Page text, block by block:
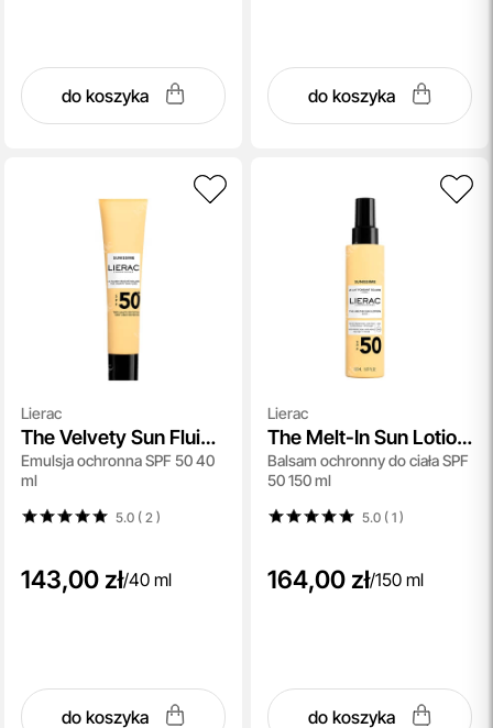
do koszyka do koszyka
Lierac
The Velvety Sun Fluid
SPF 50+
Emulsja ochronna SPF 50 40
ml
5.0 ( 2 )
143,00 zł/40 ml
do koszyka
Lierac
The Melt-In Sun Lotion
SPF 50
Balsam ochronny do ciała SPF
50 150 ml
5.0 ( 1)
164,00 zł/150 ml
do koszyka